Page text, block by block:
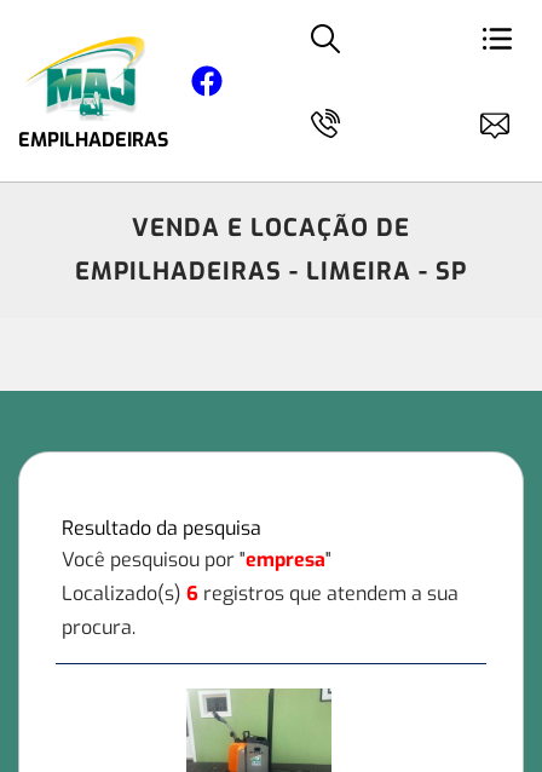
EMPILHADEIRAS
VENDA E LOCAÇÃO DE
EMPILHADEIRAS - LIMEIRA - SP
Resultado da pesquisa
Você pesquisou por "empresa"
Localizado(s) 6 registros que atendem a sua
procura.